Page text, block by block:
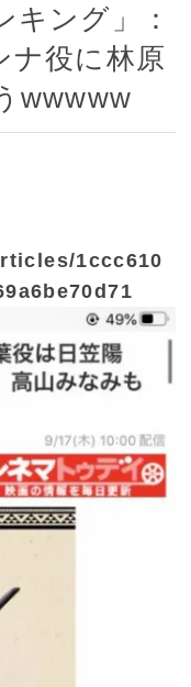
キング」：
ナ役に林原
wwwww
1ccc610